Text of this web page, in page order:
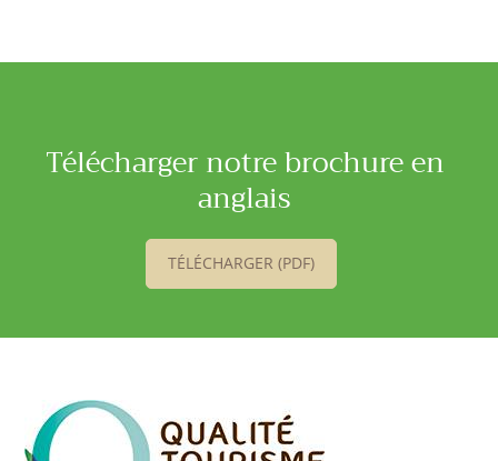
Télécharger notre brochure en
anglais
TÉLÉCHARGER (PDF)